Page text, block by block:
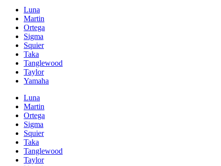
Luna
Martin
Ortega
Sigma
Squier
Taka
Tanglewood
Taylor
Yamaha
Luna
Martin
Ortega
Sigma
Squier
Taka
Tanglewood
Taylor